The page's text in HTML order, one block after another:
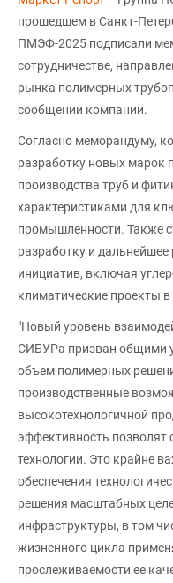
прошедшем в Санкт-
ПМЭФ-2025 подписали
сотрудничестве,
рынка полимерных
сообщении компании.
Согласно меморандуму,
разработку новых марок
производства труб и
характеристиками для
промышленности. Также
разработку и
инициатив, включая
климатические проекты
"Новый уровень
СИБУРа призван общими
объем полимерных
производственные
высокотехнологичной
эффективность позволят
технологии. Это крайне
обеспечения
решения масштабных
инфраструктуры, в том
жизненного цикла
прослеживаемости ее